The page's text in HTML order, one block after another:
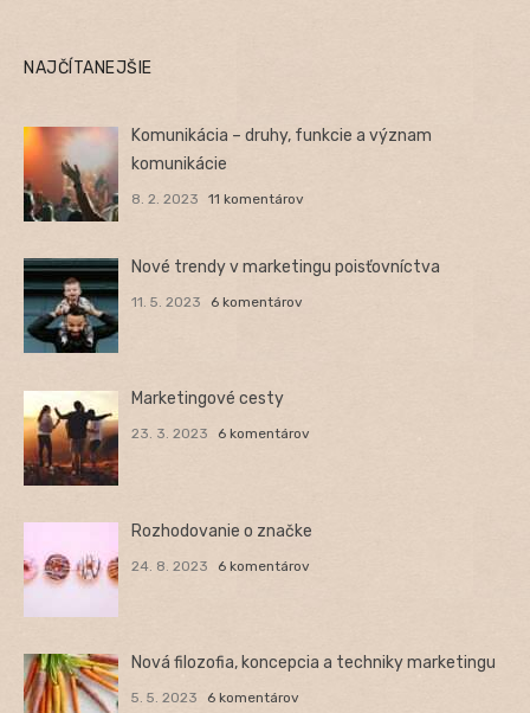
NAJČÍTANEJŠIE
Komunikácia – druhy, funkcie a význam
komunikácie
8. 2. 2023 11 komentárov
Nové trendy v marketingu poisťovníctva
11. 5. 2023 6 komentárov
Marketingové cesty
23. 3. 2023 6 komentárov
Rozhodovanie o značke
24. 8. 2023 6 komentárov
Nová filozofia, koncepcia a techniky marketingu
5. 5. 2023 6 komentárov